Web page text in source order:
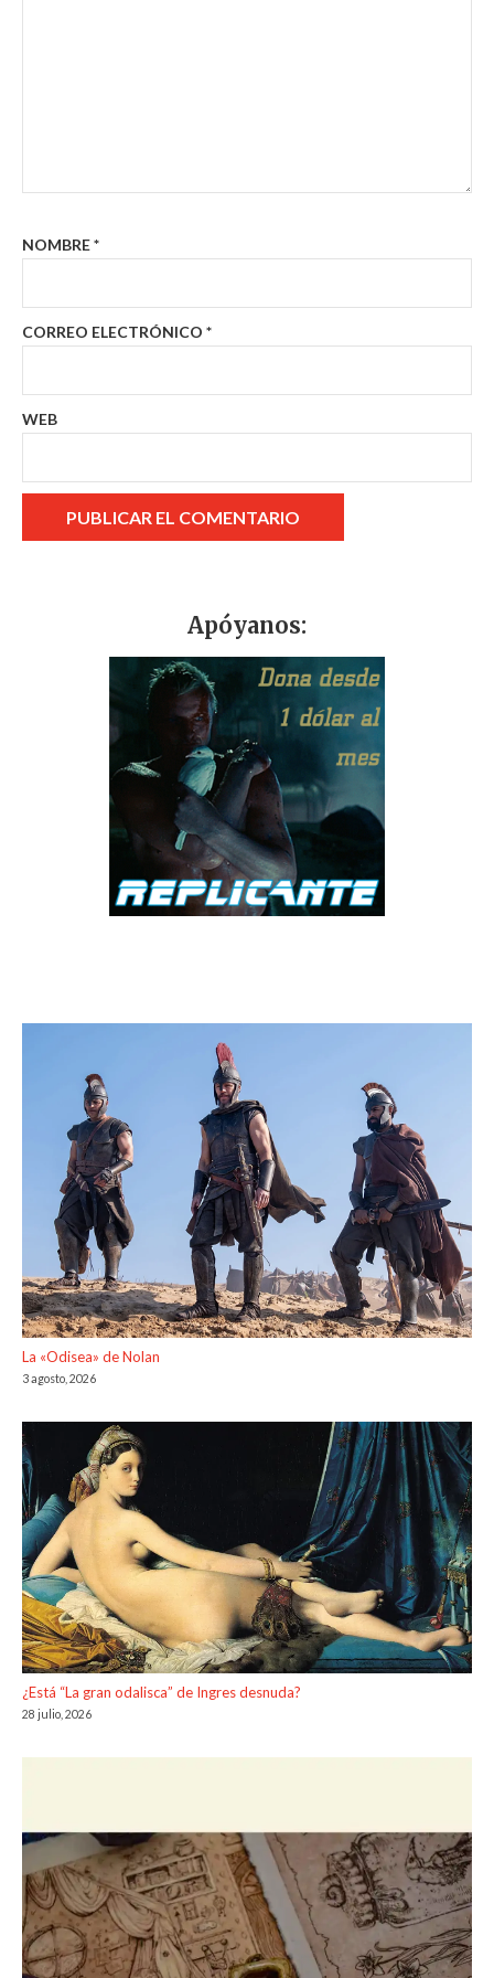
NOMBRE*
CORREO ELECTRÓNICO *
WEB
Apóyanos:
La «Odisea» de Nolan
3 agosto, 2026
¿Está “La gran odalisca” de Ingres desnuda?
28 julio, 2026